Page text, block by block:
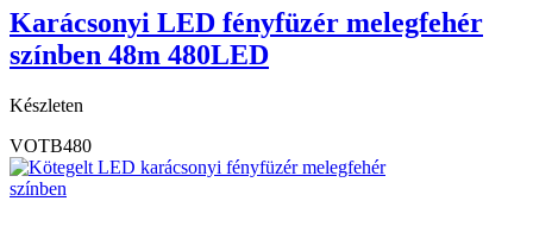
Karácsonyi LED fényfüzér melegfehér
színben 48m 480LED
Készleten
VOTB480